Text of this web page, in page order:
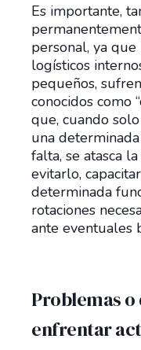
Es importante,
personal, ya
logísticos
pequeños,
conocidos como
que, cuando
una
falta, se atasca
evitarlo,
determinada
rotaciones
ante eventuales
Problemas
enfrentar